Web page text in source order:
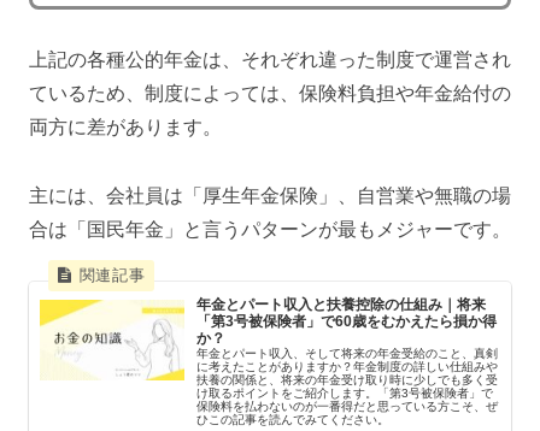
上記の各種公的年金は、それぞれ違った制度で運営され
ているため、制度によっては、保険料負担や年金給付の
両方に差があります。
主には、会社員は「厚生年金保険」、自営業や無職の場
合は「国民年金」と言うパターンが最もメジャーです。
年金とパート収入と扶養控除の仕組み｜将来
「第3号被保険者」で60歳をむかえたら損か得
か？
年金とパート収入、そして将来の年金受給のこと、真剣
に考えたことがありますか？年金制度の詳しい仕組みや
扶養の関係と、将来の年金受け取り時に少しでも多く受
け取るポイントをご紹介します。「第3号被保険者」で
保険料を払わないのが一番得だと思っている方こそ、ぜ
ひこの記事を読んでみてください。